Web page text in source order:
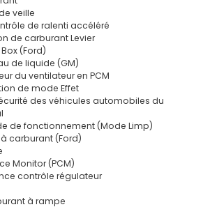
veille
de ralenti accéléré
de carburant Levier
(Ford)
de liquide (GM)
du ventilateur en PCM
de mode Effet
des véhicules automobiles du
de fonctionnement (Mode Limp)
carburant (Ford)
Monitor (PCM)
contrôle régulateur
à rampe